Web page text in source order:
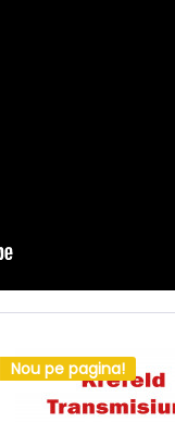
Nou pe pagina!